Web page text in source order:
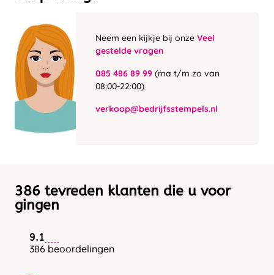
Neem een kijkje bij onze Veel
gestelde vragen
085 486 89 99 (ma t/m zo van
08:00-22:00)
verkoop@bedrijfsstempels.nl
386 tevreden klanten die u voor
gingen
9.1
386 beoordelingen